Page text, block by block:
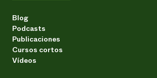
Blog
Podcasts
Publicaciones
Cursos cortos
Vídeos